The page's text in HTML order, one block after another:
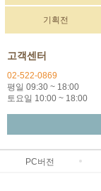
기획전
고객센터
02-522-0869
평일 09:30 ~ 18:00
토요일 10:00 ~ 18:00
PC버전